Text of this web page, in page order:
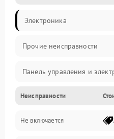
Электроника
Прочие неисправности
Панель управления и
Дверца и корпус
Механика и внутренние
Неисправности
Не включается